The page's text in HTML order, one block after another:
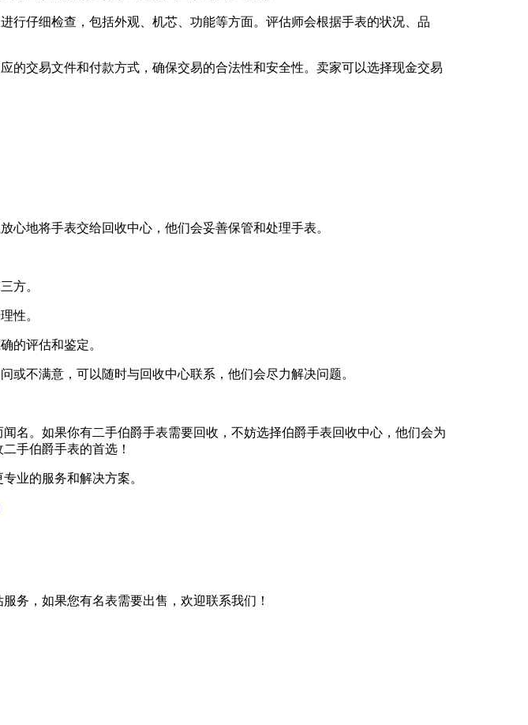
行仔细检查，包括外观、机芯、功能等方面。评估师会根据手表的状况、品
的交易文件和付款方式，确保交易的合法性和安全性。卖家可以选择现金交易
地将手表交给回收中心，他们会妥善保管和处理手表。
方。
性。
的评估和鉴定。
不满意，可以随时与回收中心联系，他们会尽力解决问题。
名。如果你有二手伯爵手表需要回收，不妨选择伯爵手表回收中心，他们会为
手伯爵手表的首选！
业的服务和解决方案。
务，如果您有名表需要出售，欢迎联系我们！